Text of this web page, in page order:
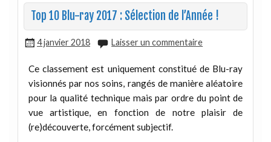
Top 10 Blu-ray 2017 : Sélection de l’Année !
4 janvier 2018 Laisser un commentaire
Ce classement est uniquement constitué de Blu-ray
visionnés par nos soins, rangés de manière aléatoire
pour la qualité technique mais par ordre du point de
vue artistique, en fonction de notre plaisir de
(re)découverte, forcément subjectif.